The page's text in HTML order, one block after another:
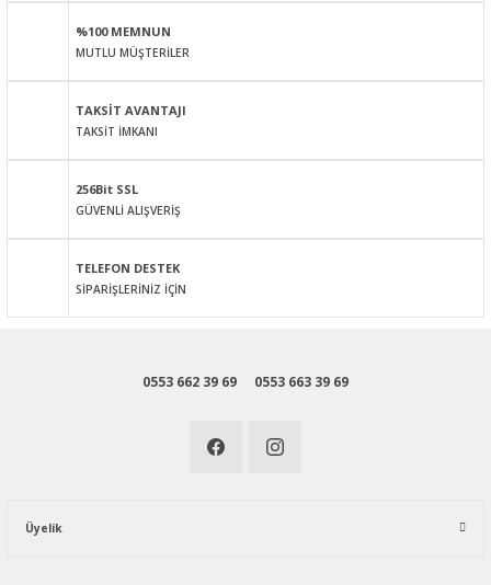
Ürün bilgilerinde hatalar bulunuyor.
Bu ürüne benzer farklı alternatifler olmalı.
%100 MEMNUN
MUTLU MÜŞTERİLER
TAKSİT AVANTAJI
TAKSİT İMKANI
256Bit SSL
GÜVENLİ ALIŞVERİŞ
TELEFON DESTEK
SİPARİŞLERİNİZ İÇİN
0553 662 39 69 0553 663 39 69
Üyelik